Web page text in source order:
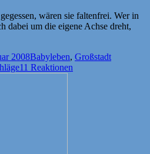
wären sie faltenfrei. Wer in
dabei um die eigene Achse dreht,
2008Kategorien
Babyleben, Großstadt
11 Reaktionen